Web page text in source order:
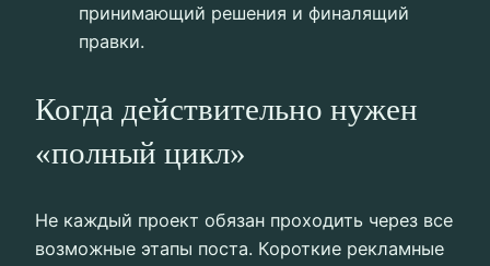
принимающий решения и финалящий
правки.
Когда действительно нужен
«полный цикл»
Не каждый проект обязан проходить через все
возможные этапы поста. Короткие рекламные